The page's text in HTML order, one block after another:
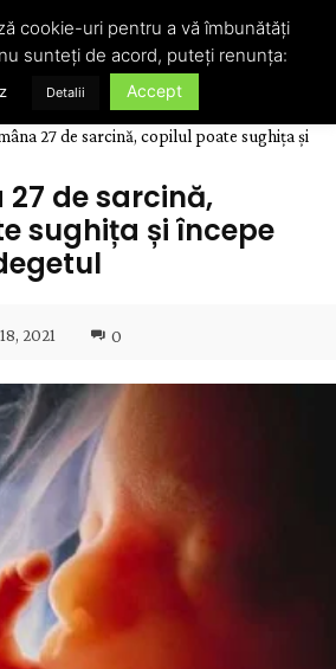
27 de sarcină, copilul poate sughița și
de sarcină,
sughița și începe
2021 0
cookie-uri pentru a vă îmbunătăți
sunteți de acord, puteți renunța:
Detalii Accept